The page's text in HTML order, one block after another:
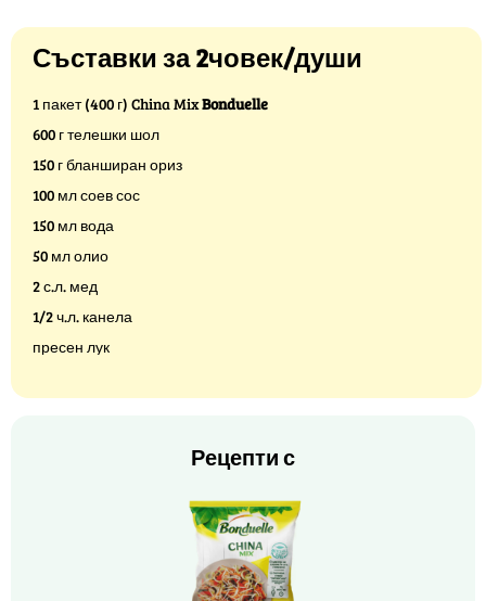
Съставки за 2човек/души
1 пакет (400 г) China MixBonduelle
600 г телешки шол
150 г бланширан ориз
100 мл соев сос
150 мл вода
50 мл олио
2 с.л. мед
1/2 ч.л. канела
пресен лук
Рецепти с